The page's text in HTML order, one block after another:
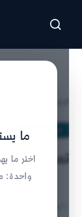
تخطى للمحتوى
استمع وشاهد
تمسكوا
ما
اختر ما
واحدة: